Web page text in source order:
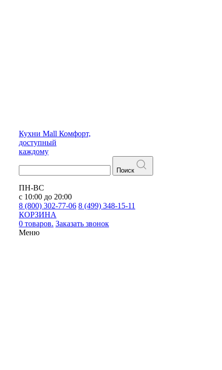
Кухни Mall Комфорт,
доступный
каждому
Поиск
ПН-ВС
с 10:00 до 20:00
8 (800) 302-77-06 8 (499) 348-15-11
КОРЗИНА
0 товаров. Заказать звонок
Меню